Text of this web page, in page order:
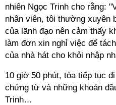
nhiên Ngọc Trinh cho rằng:
nhân viên, tôi thường xuyên
của lãnh đạo nên cảm thấy
làm đơn xin nghỉ việc để
của nhà hát cho khỏi nhập
10 giờ 50 phút, tòa tiếp tục
chứng từ và những khoản
Trinh…